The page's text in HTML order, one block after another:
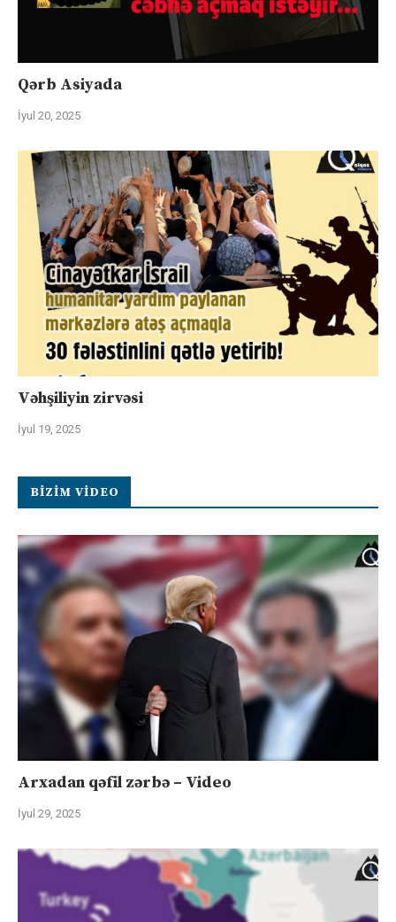
Qərb Asiyada
İyul 20, 2025
Vəhşiliyin zirvəsi
İyul 19, 2025
BIZIM VIDEO
Arxadan qəfil zərbə – Video
İyul 29, 2025